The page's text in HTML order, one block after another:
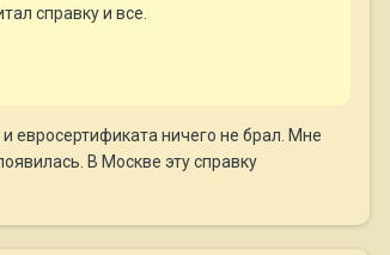
справку и все.
евросертификата ничего не брал. Мне
В Москве эту справку